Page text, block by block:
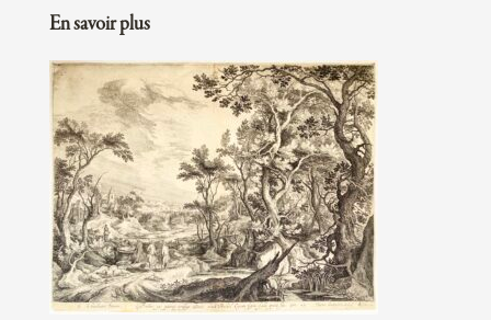
En savoir plus